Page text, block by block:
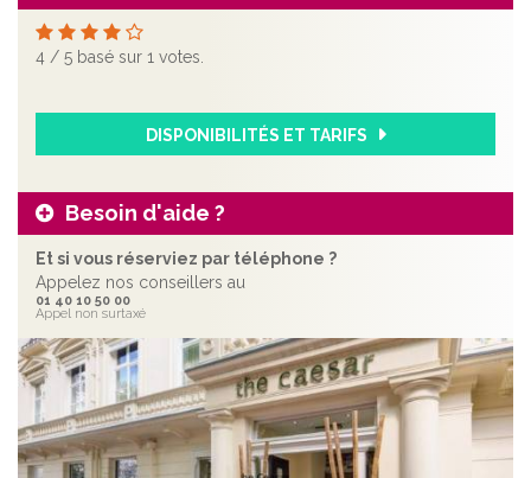
4 / 5 basé sur 1 votes.
DISPONIBILITÉS ET TARIFS
Besoin d'aide ?
Et si vous réserviez par téléphone ?
Appelez nos conseillers au
01 40 10 50 00
Appel non surtaxé
Précédent